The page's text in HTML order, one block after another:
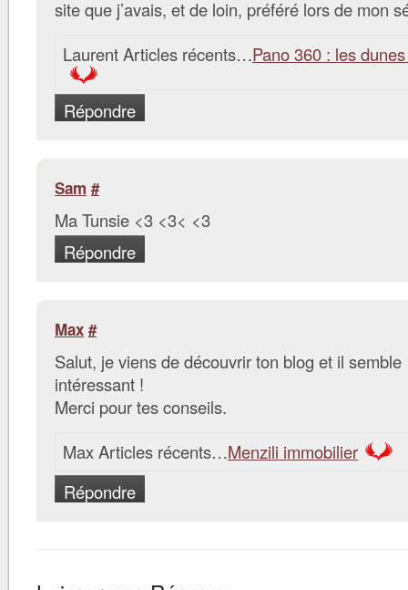
site que j’avais, et de loin, préféré lors de mon
Laurent Articles récents…Pano 360 : les
Répondre
Sam #
Ma Tunsie <3 <3< <3
Répondre
Max #
Salut, je viens de découvrir ton blog et il semble
intéressant !
Merci pour tes conseils.
Max Articles récents…Menzili immobilier
Répondre